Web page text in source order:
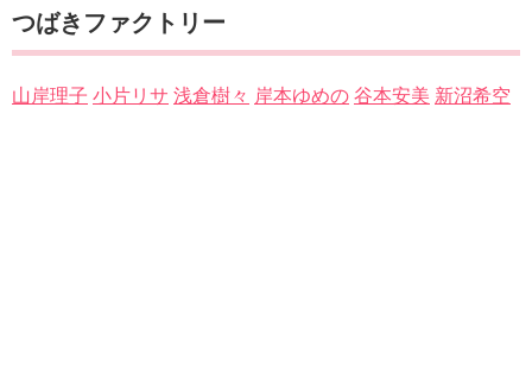
つばきファクトリー
山岸理子 小片リサ 浅倉樹々 岸本ゆめの 谷本安美 新沼希空